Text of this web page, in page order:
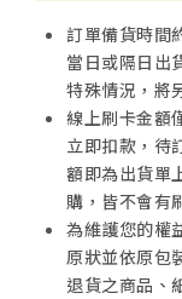
訂單備貨時間
當日或隔日出
特殊情況，將
線上刷卡金額
立即扣款，待
額即為出貨單
購，皆不會有
為維護您的權
原狀並依原包
退貨之商品、